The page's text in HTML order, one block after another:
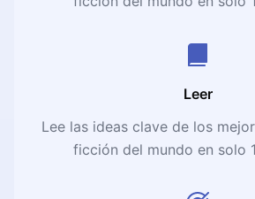
Leer
Lee las ideas clave de los
ficción del mundo en solo